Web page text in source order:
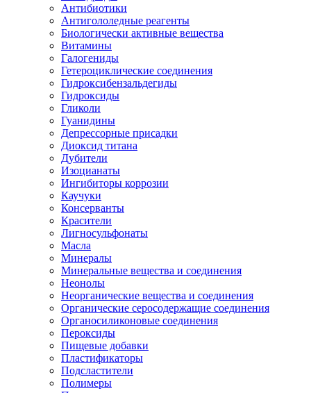
Антибиотики
Антигололедные реагенты
Биологически активные вещества
Витамины
Галогениды
Гетероциклические соединения
Гидроксибензальдегиды
Гидроксиды
Гликоли
Гуанидины
Депрессорные присадки
Диоксид титана
Дубители
Изоцианаты
Ингибиторы коррозии
Каучуки
Консерванты
Красители
Лигносульфонаты
Масла
Минералы
Минеральные вещества и соединения
Неонолы
Неорганические вещества и соединения
Органические серосодержащие соединения
Органосиликоновые соединения
Пероксиды
Пищевые добавки
Пластификаторы
Подсластители
Полимеры